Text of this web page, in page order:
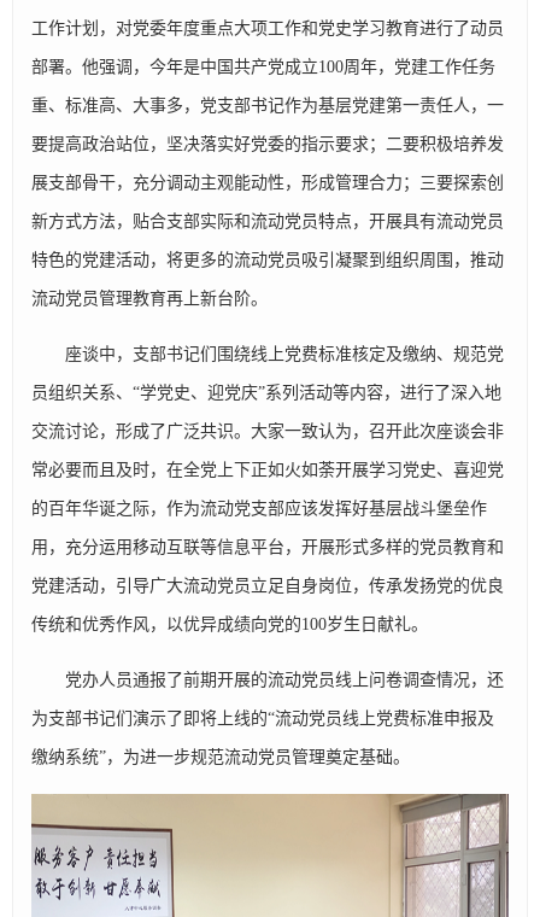
工作计划，对党委年度重点大项工作和党史学习教育进行了动员
部署。他强调，今年是中国共产党成立100周年，党建工作任务
重、标准高、大事多，党支部书记作为基层党建第一责任人，一
要提高政治站位，坚决落实好党委的指示要求；二要积极培养发
展支部骨干，充分调动主观能动性，形成管理合力；三要探索创
新方式方法，贴合支部实际和流动党员特点，开展具有流动党员
特色的党建活动，将更多的流动党员吸引凝聚到组织周围，推动
流动党员管理教育再上新台阶。
座谈中，支部书记们围绕线上党费标准核定及缴纳、规范党
员组织关系、“学党史、迎党庆”系列活动等内容，进行了深入地
交流讨论，形成了广泛共识。大家一致认为，召开此次座谈会非
常必要而且及时，在全党上下正如火如荼开展学习党史、喜迎党
的百年华诞之际，作为流动党支部应该发挥好基层战斗堡垒作
用，充分运用移动互联等信息平台，开展形式多样的党员教育和
党建活动，引导广大流动党员立足自身岗位，传承发扬党的优良
传统和优秀作风，以优异成绩向党的100岁生日献礼。
党办人员通报了前期开展的流动党员线上问卷调查情况，还
为支部书记们演示了即将上线的“流动党员线上党费标准申报及
缴纳系统”，为进一步规范流动党员管理奠定基础。